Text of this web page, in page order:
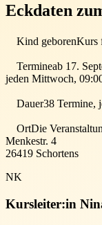
Eckdaten
Kind geborenKurs
Termineab 17.
jeden Mittwoch,
Dauer38 Termine,
OrtDie
Menkestr. 4
26419 Schortens
NK
Kursleiter:in